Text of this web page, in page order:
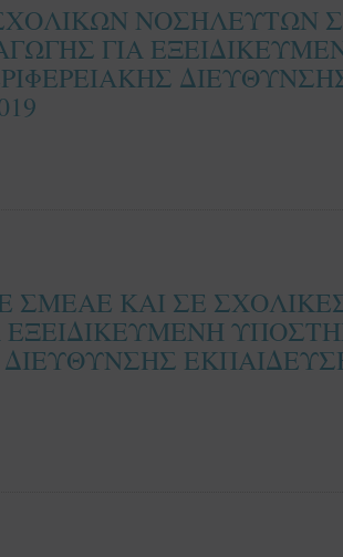
ΝΟΣΗΛΕΥΤΩΝ
ΓΙΑ
ΣΜΕΑΕ ΚΑΙ ΣΕ